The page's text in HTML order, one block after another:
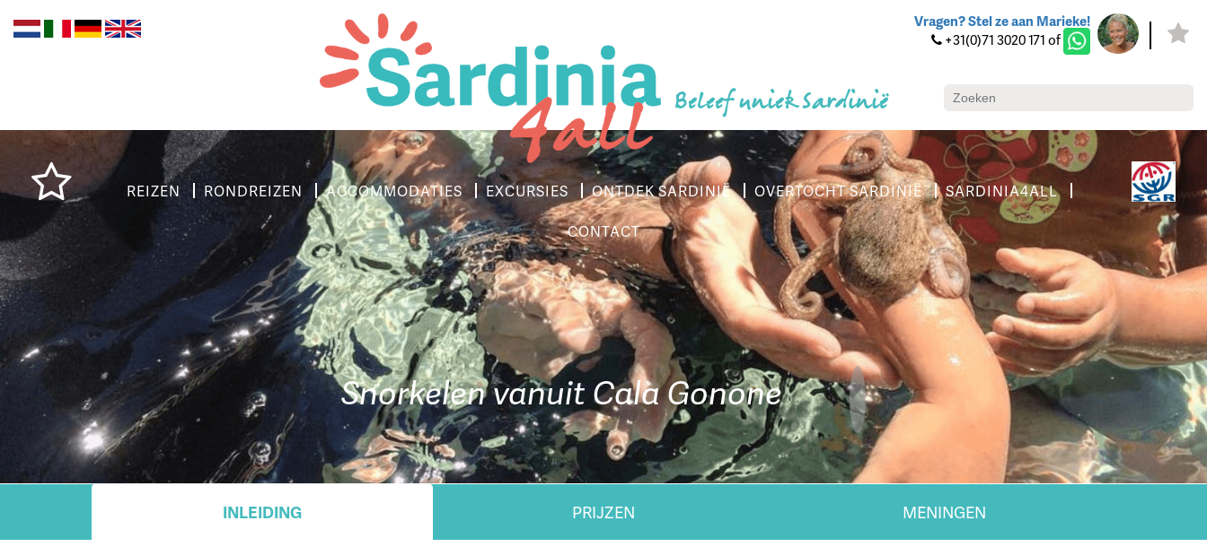
Vragen? Stel ze aan Marieke!
+31(0)71 3020 171 of
Beleef uniek Sardinië
REIZEN RONDREIZEN ACCOMMODATIES EXCURSIES ONTDEK SARDINIË OVERTOCHT SARDINIË
SARDINIA4ALL
CONTACT
Snorkelen vanuit Cala Gonone
INLEIDING PRIJZEN MENINGEN